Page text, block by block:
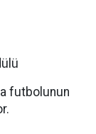
futbolunun